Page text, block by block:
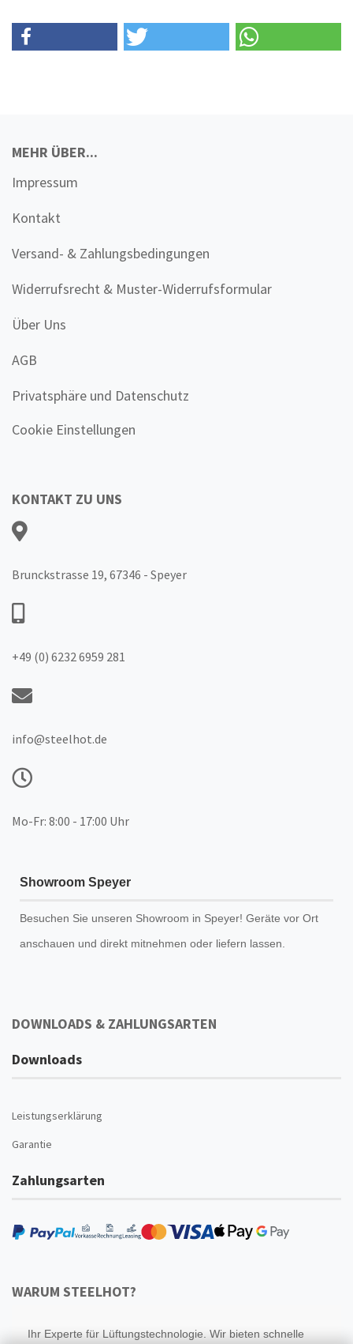
MEHR ÜBER...
Impressum
Kontakt
Versand- & Zahlungsbedingungen
Widerrufsrecht & Muster-Widerrufsformular
Über Uns
AGB
Privatsphäre und Datenschutz
Cookie Einstellungen
KONTAKT ZU UNS
Brunckstrasse 19, 67346 - Speyer
+49 (0) 6232 6959 281
info@steelhot.de
Mo-Fr: 8:00 - 17:00 Uhr
Showroom Speyer
Besuchen Sie unseren Showroom in Speyer! Geräte vor Ort
anschauen und direkt mitnehmen oder liefern lassen.
DOWNLOADS & ZAHLUNGSARTEN
Downloads
Leistungserklärung
Garantie
Zahlungsarten
WARUM STEELHOT?
Ihr Experte für Lüftungstechnologie. Wir bieten schnelle